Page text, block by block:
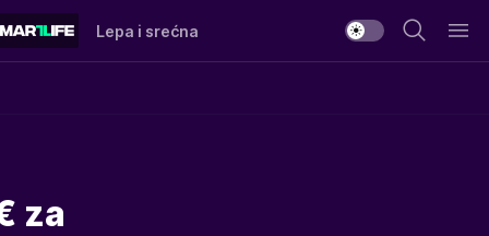
Lepa i srećna
za